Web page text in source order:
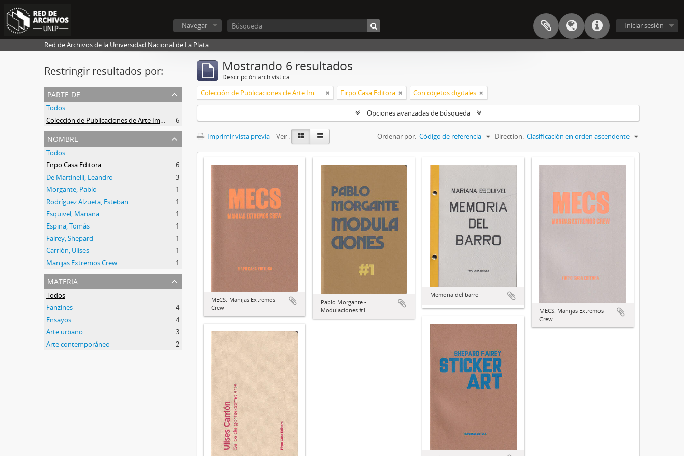
Iniciar sesión
Navegar
Red de Archivos de la Universidad Nacional de La Plata
Restringir resultados por:
parte de
Todos
Colección de Publicaciones de Arte Impreso
6
nombre
Todos
Firpo Casa Editora
6
De Martinelli, Leandro
3
Morgante, Pablo
1
Rodríguez Alzueta, Esteban
1
Esquivel, Mariana
1
Espina, Tomás
1
Fairey, Shepard
1
Carrión, Ulises
1
Manijas Extremos Crew
1
materia
Todos
Fanzines
4
Ensayos
4
Arte urbano
3
Arte contemporáneo
2
Mostrando 6 resultados
Descripción archivística
Colección de Publicaciones de Arte Impreso Firpo Casa Editora Con objetos digitales
Opciones avanzadas de búsqueda
Imprimir vista previa Ver : Ordenar por: Código de referencia Direction: Clasificación en orden ascendente
MECS. Manijas Extremos
Crew
Pablo Morgante -
Modulaciones #1
Memoria del barro
MECS. Manijas Extremos
Crew